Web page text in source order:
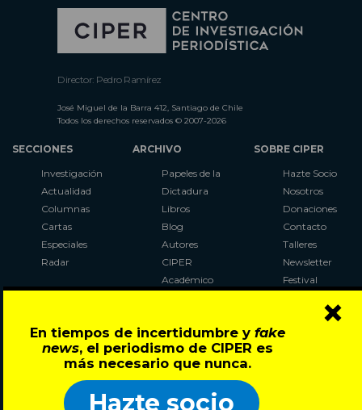
En tiempos de incertidumbre y fake
news, el periodismo de CIPER es
más necesario que nunca.
Hazte socio
×
Director: Pedro Ramírez
José Miguel de la Barra 412, Santiago de Chile
Todos los derechos reservados © 2007-2026
SECCIONES
Investigación
Actualidad
Columnas
Cartas
Especiales
Radar
ARCHIVO
Papeles de la
Dictadura
Libros
Blog
Autores
CIPER
Académico
Al Plebiscito
con CIPER
SOBRE CIPER
Hazte Socio
Nosotros
Donaciones
Contacto
Talleres
Newsletter
Festival